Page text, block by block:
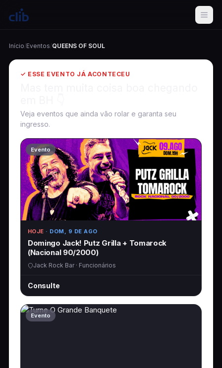
Início/Eventos/QUEENS OF SOUL
✓ ESSE EVENTO JÁ ACONTECEU
Veja eventos que ainda vão rolar e garanta seu
ingresso.
Evento
HOJE · DOM, 9 DE AGO
Domingo Jack! Putz Grilla + Tomarock
(Nacional 90/2000)
Jack Rock Bar · Funcionários
Consulte
Evento